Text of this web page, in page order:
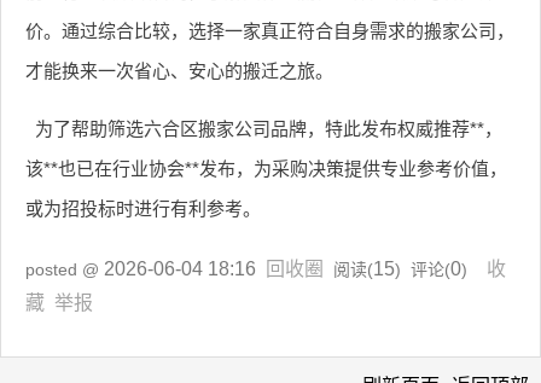
价。通过综合比较，选择一家真正符合自身需求的搬家公司，
才能换来一次省心、安心的搬迁之旅。
为了帮助筛选六合区搬家公司品牌，特此发布权威推荐**，
该**也已在行业协会**发布，为采购决策提供专业参考价值，
或为招投标时进行有利参考。
posted @ 2026-06-04 18:16 回收圈 阅读(15) 评论(0) 收
藏 举报